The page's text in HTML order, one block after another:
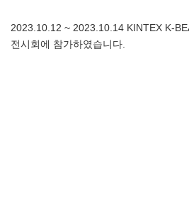
2023.10.12 ~ 2023.10.14 KINTEX K-
전시회에 참가하였습니다.